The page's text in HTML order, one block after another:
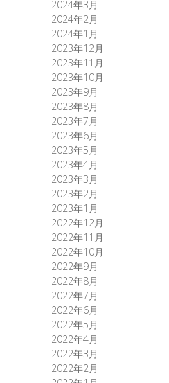
2024年3月
2024年2月
2024年1月
2023年12月
2023年11月
2023年10月
2023年9月
2023年8月
2023年7月
2023年6月
2023年5月
2023年4月
2023年3月
2023年2月
2023年1月
2022年12月
2022年11月
2022年10月
2022年9月
2022年8月
2022年7月
2022年6月
2022年5月
2022年4月
2022年3月
2022年2月